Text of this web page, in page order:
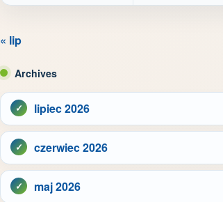
« lip
Archives
lipiec 2026
czerwiec 2026
maj 2026